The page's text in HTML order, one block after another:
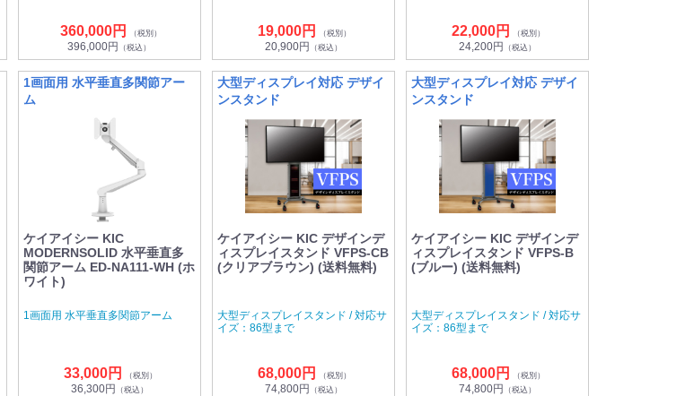
360,000円 （税別）
396,000円 （税込）
19,000円 （税別）
20,900円 （税込）
22,000円 （税別）
24,200円 （税込）
1画面用 水平垂直多関節アー
ム
ケイアイシー KIC
MODERNSOLID 水平垂直多
関節アーム ED-NA111-WH (ホ
ワイト)
1画面用 水平垂直多関節アーム
33,000円 （税別）
36,300円 （税込）
大型ディスプレイ対応 デザイ
ンスタンド
ケイアイシー KIC デザインデ
ィスプレイスタンド VFPS-CB
(クリアブラウン) (送料無料)
大型ディスプレイスタンド / 対応サ
イズ：86型まで
68,000円 （税別）
74,800円 （税込）
大型ディスプレイ対応 デザイ
ンスタンド
ケイアイシー KIC デザインデ
ィスプレイスタンド VFPS-B
(ブルー) (送料無料)
大型ディスプレイスタンド / 対応サ
イズ：86型まで
68,000円 （税別）
74,800円 （税込）